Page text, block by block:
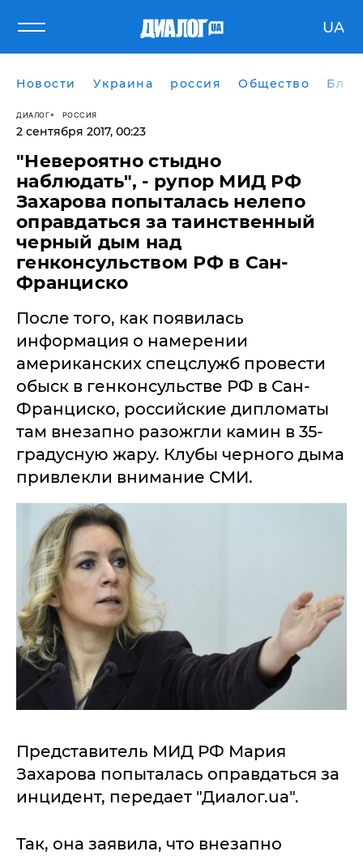
UA
Новости Украина россия Общество
ДИАЛОГ РОССИЯ
2 сентября 2017, 00:23
"Невероятно стыдно
наблюдать", - рупор МИД РФ
Захарова попыталась нелепо
оправдаться за таинственный
черный дым над
генконсульством РФ в Сан-
Франциско
После того, как появилась
информация о намерении
американских спецслужб провести
обыск в генконсульстве РФ в Сан-
Франциско, российские дипломаты
там внезапно разожгли камин в 35-
градусную жару. Клубы черного дыма
привлекли внимание СМИ.
Представитель МИД РФ Мария
Захарова попыталась оправдаться за
инцидент, передает "Диалог.ua".
Так, она заявила, что внезапно